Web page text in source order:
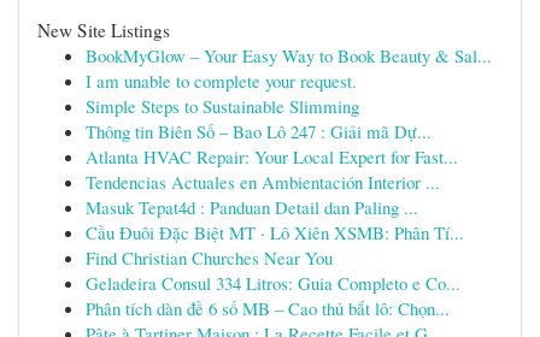
New Site Listings
BookMyGlow – Your Easy Way to Book Beauty & Sal...
I am unable to complete your request.
Simple Steps to Sustainable Slimming
Thông tin Biên Số – Bao Lô 247 : Giải mã Dự...
Atlanta HVAC Repair: Your Local Expert for Fast...
Tendencias Actuales en Ambientación Interior ...
Masuk Tepat4d : Panduan Detail dan Paling ...
Cầu Đuôi Đặc Biệt MT · Lô Xiên XSMB: Phân Tí...
Find Christian Churches Near You
Geladeira Consul 334 Litros: Guia Completo e Co...
Phân tích dàn đề 6 số MB – Cao thủ bắt lô: Chọn...